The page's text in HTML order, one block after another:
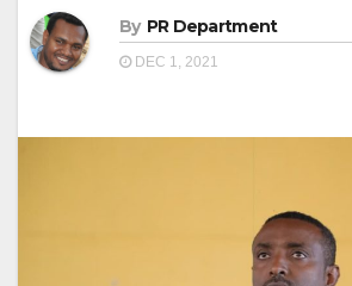
By PR Department
DEC 1, 2021